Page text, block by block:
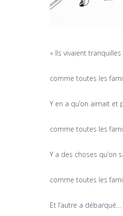
« Ils vivaient
comme toutes les
Y en a qu’on aimait et
comme toutes les
Y a des choses qu’on
comme toutes les
Et l’autre a débarqué…